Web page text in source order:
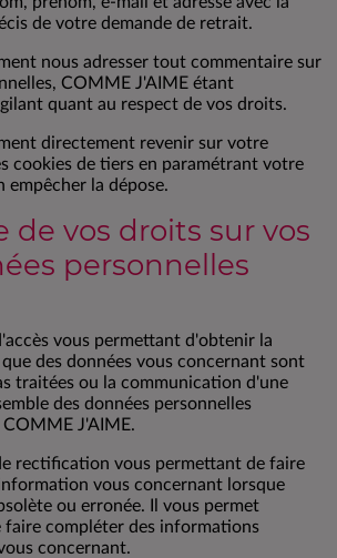
de votre demande de retrait.
nous adresser tout commentaire sur
COMME J'AIME étant
quant au respect de vos droits.
directement revenir sur votre
cookies de tiers en paramétrant votre
empêcher la dépose.
de vos droits sur vos
personnelles
vous permettant d'obtenir la
des données vous concernant sont
traitées ou la communication d'une
des données personnelles
J'AIME.
rectification vous permettant de faire
vous concernant lorsque
ou erronée. Il vous permet
faire compléter des informations
concernant.